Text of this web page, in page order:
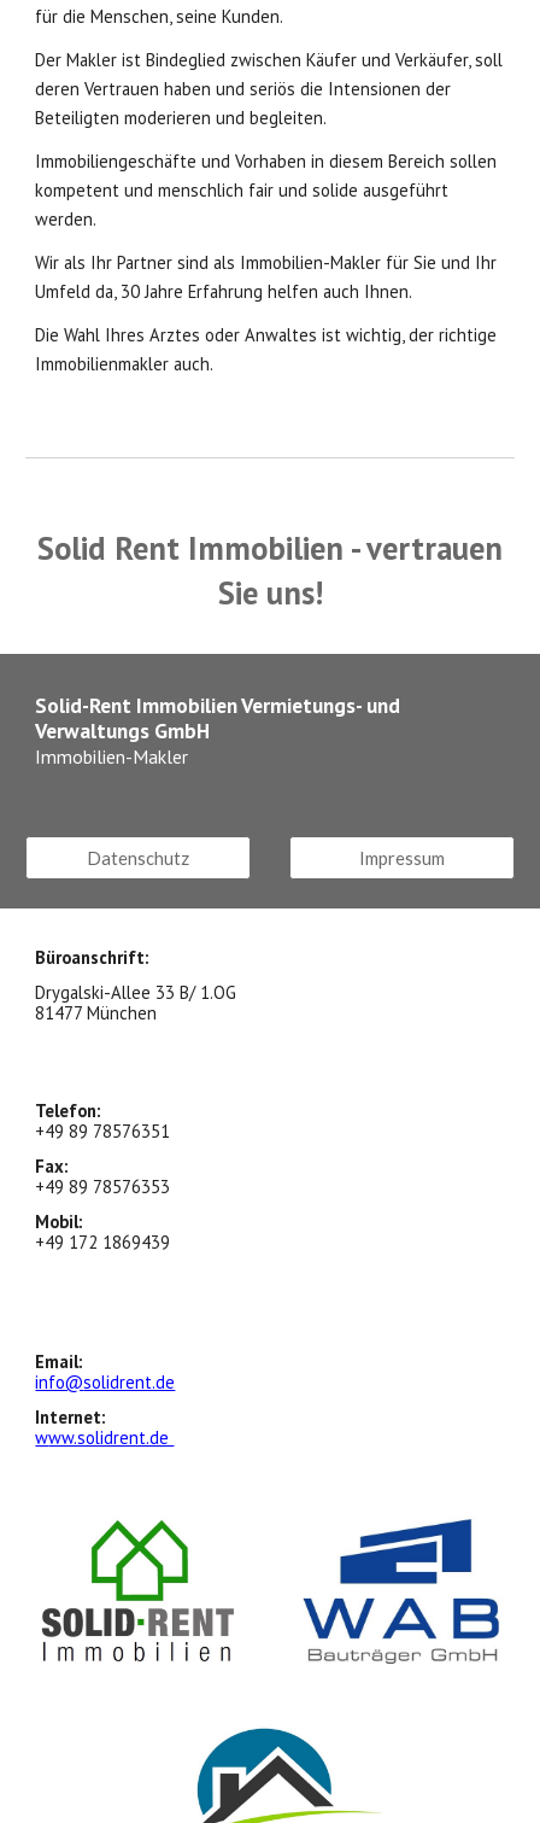
für die Menschen, seine Kunden.
Der Makler ist Bindeglied zwischen Käufer und Verkäufer, soll
deren Vertrauen haben und seriös die Intensionen der
Beteiligten moderieren und begleiten.
Immobiliengeschäfte und Vorhaben in diesem Bereich sollen
kompetent und menschlich fair und solide ausgeführt
werden.
Wir als Ihr Partner sind als Immobilien-Makler für Sie und Ihr
Umfeld da, 30 Jahre Erfahrung helfen auch Ihnen.
Die Wahl Ihres Arztes oder Anwaltes ist wichtig, der richtige
Immobilienmakler auch.
Solid Rent Immobilien - vertrauen
Sie uns!
Solid-Rent Immobilien Vermietungs- und
Verwaltungs GmbH
Immobilien-Makler
Datenschutz Impressum
Büroanschrift:
Drygalski-Allee 33 B/ 1.OG
81477 München
Telefon:
+49 89 78576351
Fax:
+49 89 78576353
Mobil:
+49 172 1869439
Email:
info@solidrent.de
Internet:
www.solidrent.de